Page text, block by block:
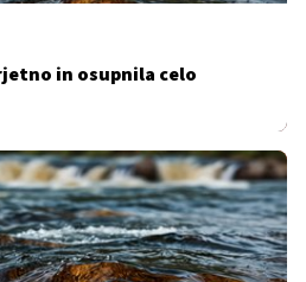
in osupnila celo